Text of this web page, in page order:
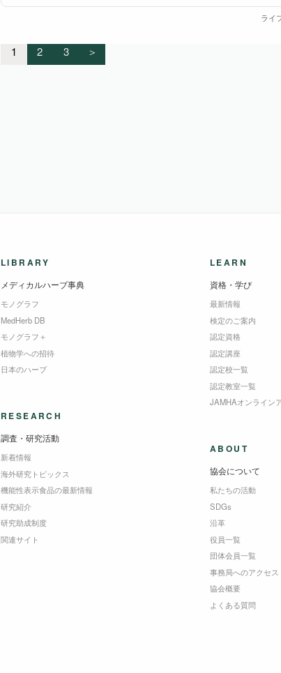
ライ
1 2 3 ＞
LIBRARY
メディカルハーブ事典
モノグラフ
MedHerb DB
モノグラフ＋
植物学への招待
日本のハーブ
RESEARCH
調査・研究活動
新着情報
海外研究トピックス
機能性表示食品の最新情報
研究紹介
研究助成制度
関連サイト
LEARN
資格・学び
最新情報
検定のご案内
認定資格
認定講座
認定校一覧
認定教室一覧
JAMHAオンライン
ABOUT
協会について
私たちの活動
SDGs
沿革
役員一覧
団体会員一覧
事務局へのアクセス
協会概要
よくある質問